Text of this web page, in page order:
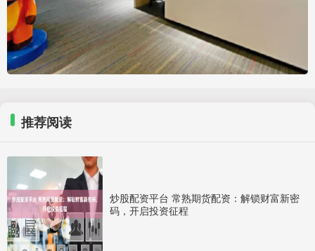
推荐阅读
炒股配资平台 常熟期货配资：解锁财富新密
码，开启投资征程